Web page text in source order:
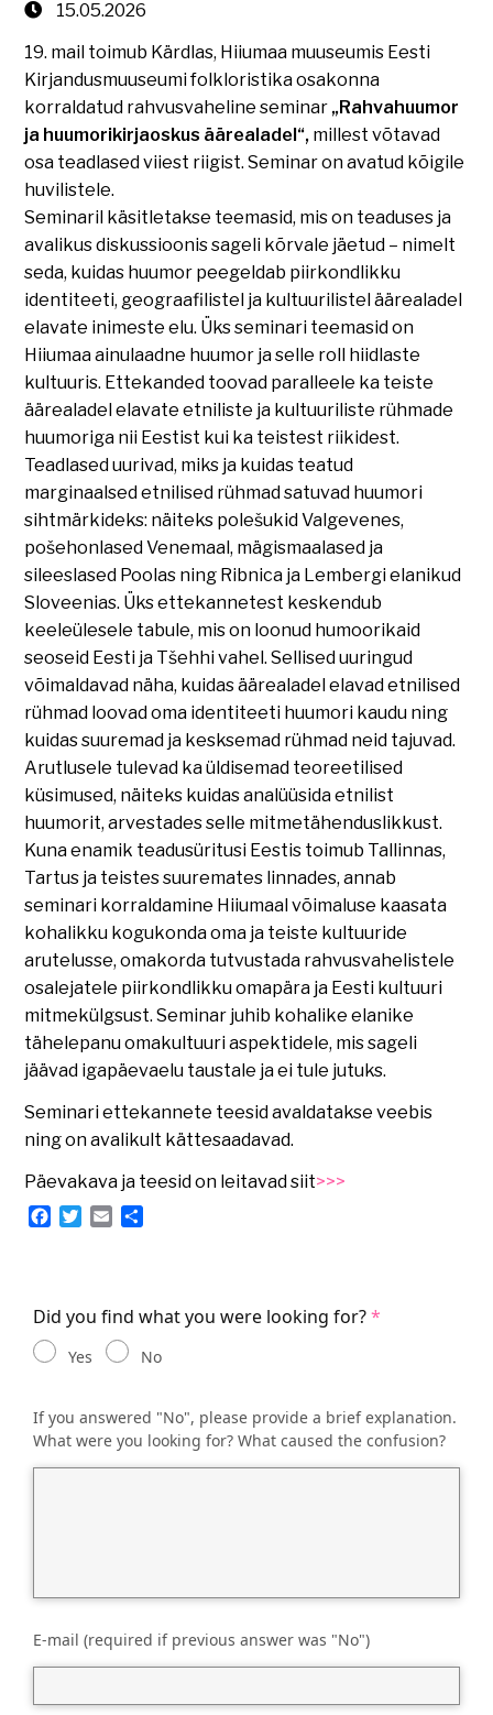
15.05.2026
19. mail toimub Kärdlas, Hiiumaa muuseumis Eesti
Kirjandusmuuseumi folkloristika osakonna
korraldatud rahvusvaheline seminar „Rahvahuumor
ja huumorikirjaoskus äärealadel“, millest võtavad
osa teadlased viiest riigist. Seminar on avatud kõigile
huvilistele.
Seminaril käsitletakse teemasid, mis on teaduses ja
avalikus diskussioonis sageli kõrvale jäetud – nimelt
seda, kuidas huumor peegeldab piirkondlikku
identiteeti, geograafilistel ja kultuurilistel äärealadel
elavate inimeste elu. Üks seminari teemasid on
Hiiumaa ainulaadne huumor ja selle roll hiidlaste
kultuuris. Ettekanded toovad paralleele ka teiste
äärealadel elavate etniliste ja kultuuriliste rühmade
huumoriga nii Eestist kui ka teistest riikidest.
Teadlased uurivad, miks ja kuidas teatud
marginaalsed etnilised rühmad satuvad huumori
sihtmärkideks: näiteks polešukid Valgevenes,
pošehonlased Venemaal, mägismaalased ja
sileeslased Poolas ning Ribnica ja Lembergi elanikud
Sloveenias. Üks ettekannetest keskendub
keeleülesele tabule, mis on loonud humoorikaid
seoseid Eesti ja Tšehhi vahel. Sellised uuringud
võimaldavad näha, kuidas äärealadel elavad etnilised
rühmad loovad oma identiteeti huumori kaudu ning
kuidas suuremad ja kesksemad rühmad neid tajuvad.
Arutlusele tulevad ka üldisemad teoreetilised
küsimused, näiteks kuidas analüüsida etnilist
huumorit, arvestades selle mitmetähenduslikkust.
Kuna enamik teadusüritusi Eestis toimub Tallinnas,
Tartus ja teistes suuremates linnades, annab
seminari korraldamine Hiiumaal võimaluse kaasata
kohalikku kogukonda oma ja teiste kultuuride
arutelusse, omakorda tutvustada rahvusvahelistele
osalejatele piirkondlikku omapära ja Eesti kultuuri
mitmekülgsust. Seminar juhib kohalike elanike
tähelepanu omakultuuri aspektidele, mis sageli
jäävad igapäevaelu taustale ja ei tule jutuks.
Seminari ettekannete teesid avaldatakse veebis
ning on avalikult kättesaadavad.
Päevakava ja teesid on leitavad siit>>>
Facebook
Twitter
Email
Did you find what you were looking for?
Yes No
If you answered "No", please provide a brief explanation.
What were you looking for? What caused the confusion?
E-mail (required if previous answer was "No")